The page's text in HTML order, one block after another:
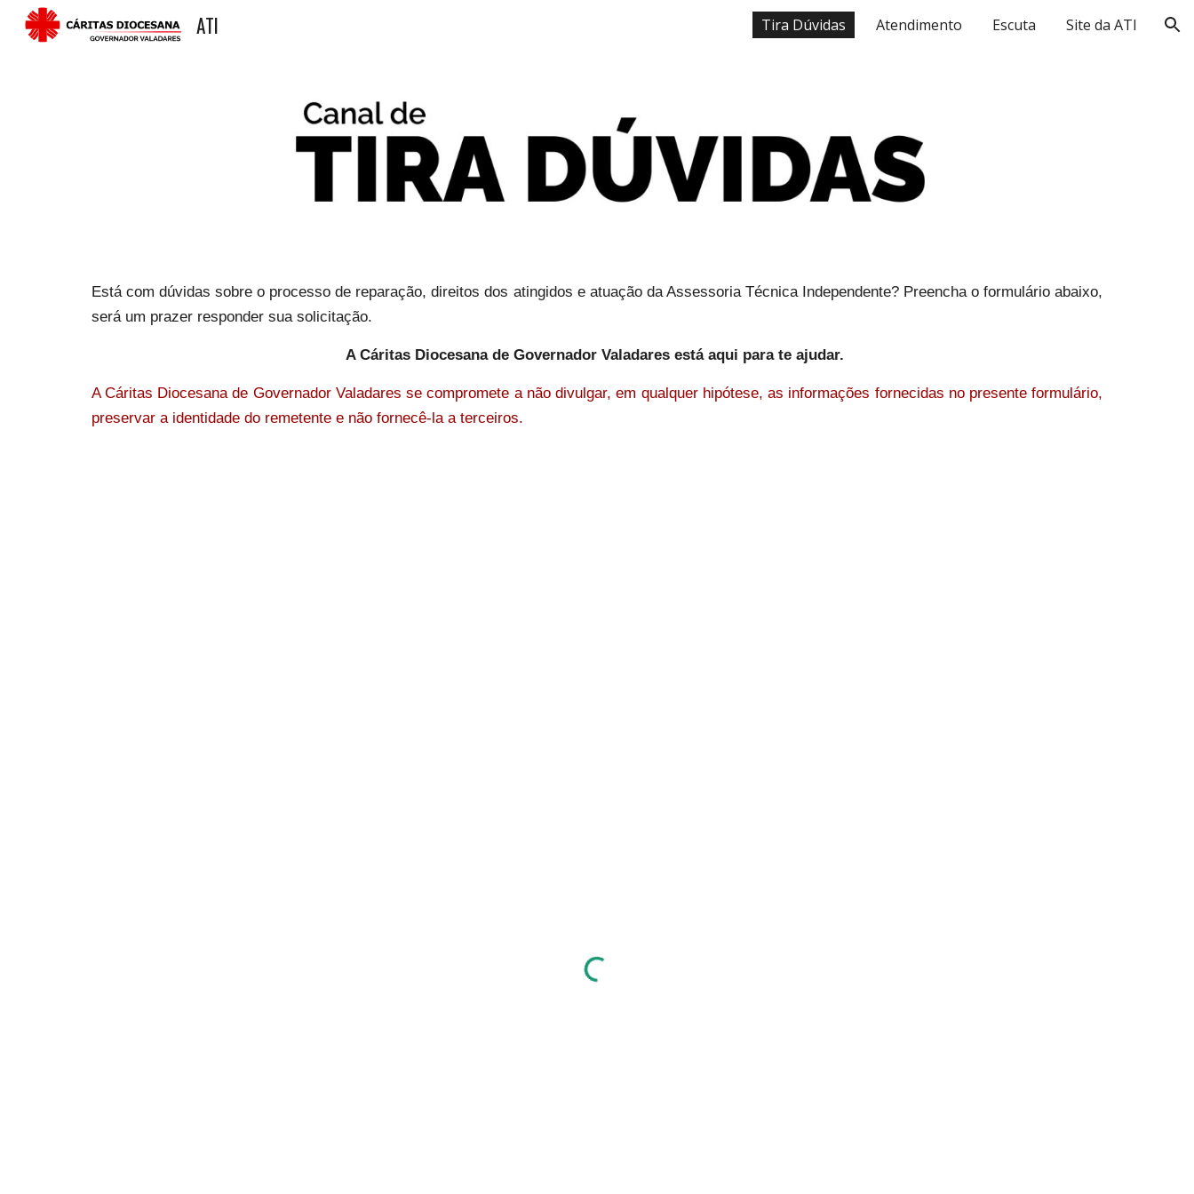
Skip to navigation
ATI Tira Dúvidas Atendimento Escuta Site da ATI
Está com dúvidas sobre o processo de reparação, direitos dos atingidos e atuação da Assessoria Técnica Independente? Preencha o formulário abaixo,
será um prazer responder sua solicitação.
A Cáritas Diocesana de Governador Valadares está aqui para te ajudar.
A Cáritas Diocesana de Governador Valadares se compromete a não divulgar, em qualquer hipótese, as informações fornecidas no presente formulário,
preservar a identidade do remetente e não fornecê-la a terceiros.